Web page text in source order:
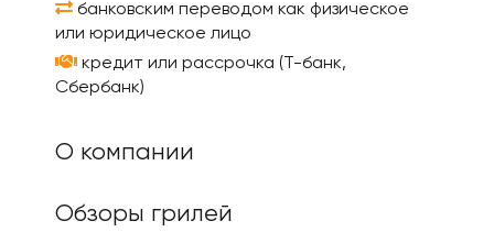
банковским переводом как физическое
или юридическое лицо
кредит или рассрочка (Т-банк,
Сбербанк)
О компании
Обзоры грилей